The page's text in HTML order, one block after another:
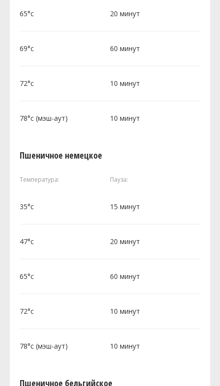
65°c 20 минут
69°c 60 минут
72°c 10 минут
78°c (мэш-аут) 10 минут
Пшеничное немецкое
Температура: Пауза:
35°c 15 минут
47°c 20 минут
65°c 60 минут
72°c 10 минут
78°c (мэш-аут) 10 минут
Пшеничное бельгийское